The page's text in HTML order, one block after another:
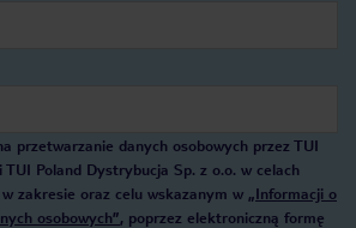
przetwarzanie danych osobowych przez TUI
TUI Poland Dystrybucja Sp. z o.o. w celach
zakresie oraz celu wskazanym w „Informacji o
osobowych”, poprzez elektroniczną formę